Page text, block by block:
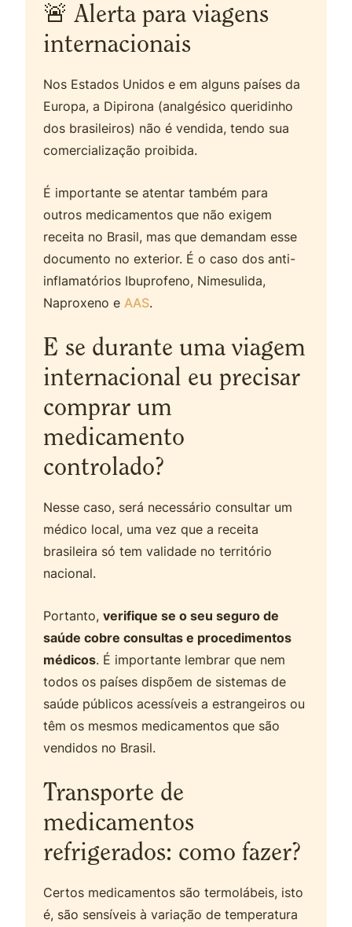
🚨 Alerta para viagens
internacionais
Nos Estados Unidos e em alguns países da
Europa, a Dipirona (analgésico queridinho
dos brasileiros) não é vendida, tendo sua
comercialização proibida.
É importante se atentar também para
outros medicamentos que não exigem
receita no Brasil, mas que demandam esse
documento no exterior. É o caso dos anti-
inflamatórios Ibuprofeno, Nimesulida,
Naproxeno e AAS.
E se durante uma viagem
internacional eu precisar
comprar um
medicamento
controlado?
Nesse caso, será necessário consultar um
médico local, uma vez que a receita
brasileira só tem validade no território
nacional.
Portanto,verifique se o seu seguro de
saúde cobre consultas e procedimentos
médicos. É importante lembrar que nem
todos os países dispõem de sistemas de
saúde públicos acessíveis a estrangeiros ou
têm os mesmos medicamentos que são
vendidos no Brasil.
Transporte de
medicamentos
refrigerados: como fazer?
Certos medicamentos são termolábeis, isto
é, são sensíveis à variação de temperatura